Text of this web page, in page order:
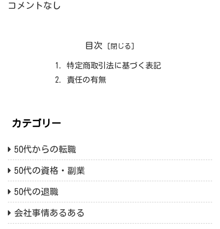
コメントなし
目次
特定商取引法に基づく表記
責任の有無
カテゴリー
50代からの転職
50代の資格・副業
50代の退職
会社事情あるある